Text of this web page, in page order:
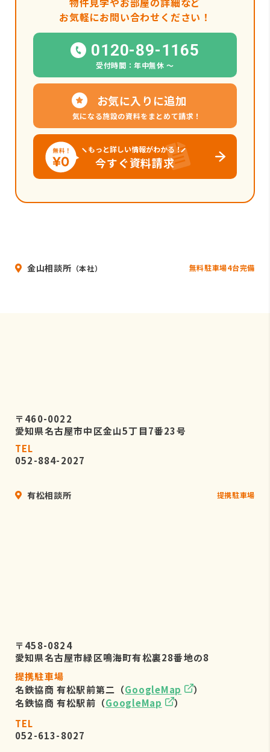
お気軽にお問い合わせください！
0120-89-1165
受付時間：年中無休 〜
お気に入りに追加
気になる施設の資料をまとめて請求！
もっと詳しい情報がわかる！
今すぐ資料請求
金山相談所 （本社） 無料駐車場4台完備
〒460-0022
愛知県名古屋市中区金山5丁目7番23号
TEL
052-884-2027
有松相談所 提携駐車場
〒458-0824
愛知県名古屋市緑区鳴海町有松裏28番地の8
提携駐車場
名鉄協商 有松駅前第二（GoogleMap
）
名鉄協商 有松駅前（GoogleMap
）
TEL
052-613-8027